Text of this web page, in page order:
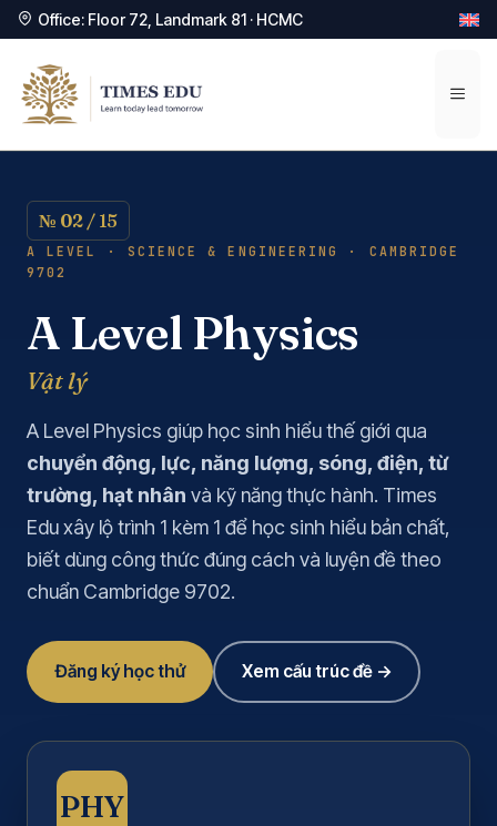
Office: Floor 72, Landmark 81 · HCMC
đến
dung
№ 02 / 15
A LEVEL · SCIENCE & ENGINEERING · CAMBRIDGE
9702
A Level Physics
Vật lý
A Level Physics giúp học sinh hiểu thế giới qua
chuyển động, lực, năng lượng, sóng, điện, từ
trường, hạt nhân và kỹ năng thực hành. Times
Edu xây lộ trình 1 kèm 1 để học sinh hiểu bản chất,
biết dùng công thức đúng cách và luyện đề theo
chuẩn Cambridge 9702.
Đăng ký học thử Xem cấu trúc đề →
PHY